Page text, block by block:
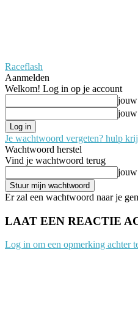
Raceflash
Aanmelden
Welkom! Log in op je account
jouw
Je wachtwoord vergeten? hulp
Wachtwoord herstel
Vind je wachtwoord terug
jouw
Er zal een wachtwoord naar je
LAAT EEN REACTIE
Log in om een opmerking achter